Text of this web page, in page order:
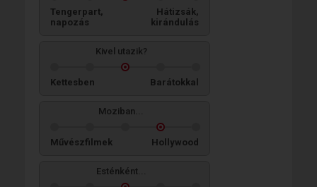
Tengerpart,
napozás
Hátizsák,
kirándulás
Kivel utazik?
Kettesben Barátokkal
Moziban...
Művészfilmek Hollywood
Esténként...